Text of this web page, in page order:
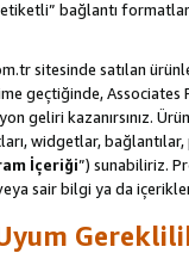
bağlantı
sitesinde satılan
geçtiğinde,
geliri kazanırsınız.
widgetlar,
İçeriği”) sunabiliriz.
sair bilgi ya da içerikleri